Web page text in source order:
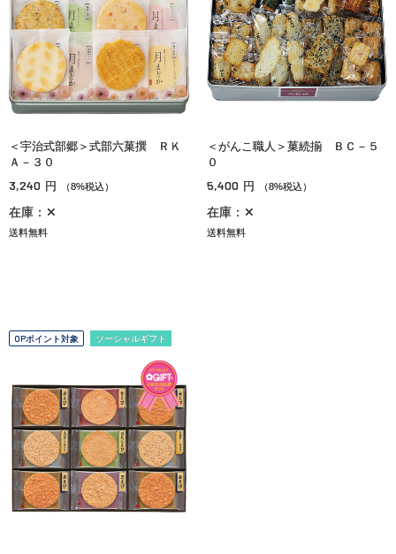
＜宇治式部郷＞式部六菓撰 ＲＫ
Ａ－３０
3,240 円 （8%税込）
在庫：✕
送料無料
＜がんこ職人＞菓続揃 ＢＣ－５
０
5,400 円 （8%税込）
在庫：✕
送料無料
OPポイント対象 ソーシャルギフト